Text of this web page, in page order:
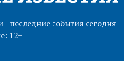
- последние события сегодня
12+